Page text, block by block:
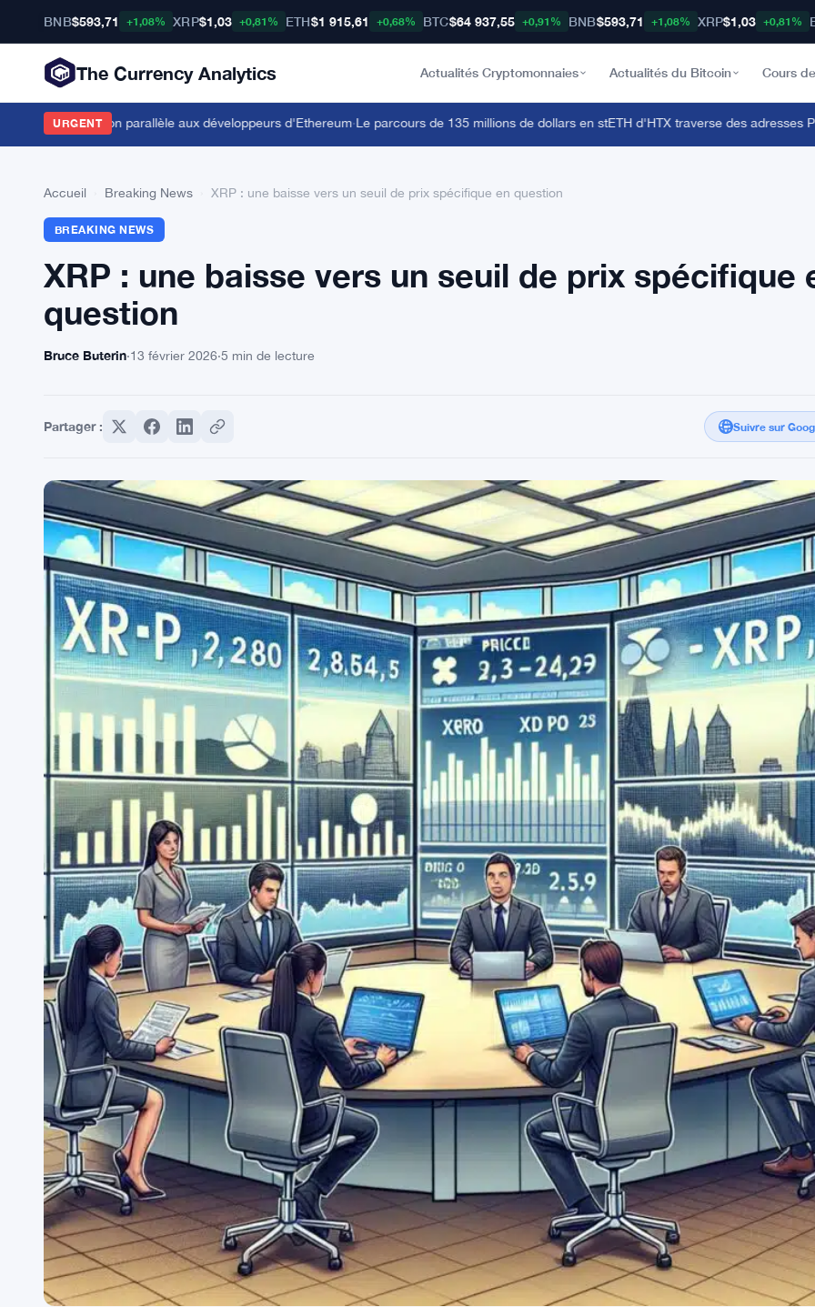
BNB$593,71 +1,08% XRP$1,03 +0,81% ETH$1 915,61 +0,68% BTC$64 937,55 +0,91% BNB$593,71 +1,08% XRP$1,03 +0,81%
The Currency Analytics Actualités Cryptomonnaies Actualités du Bitcoin Cours
URGENT
offre l'exécution parallèle aux développeurs d'Ethereum·Le parcours de 135 millions de dollars en stETH d'HTX traverse des adresses
Accueil Breaking News XRP : une baisse vers un seuil de prix spécifique en question
BREAKING NEWS
XRP : une baisse vers un seuil de prix spécifique
question
Bruce Buterin·13 février 2026·5 min de lecture
Partager : Suivre sur